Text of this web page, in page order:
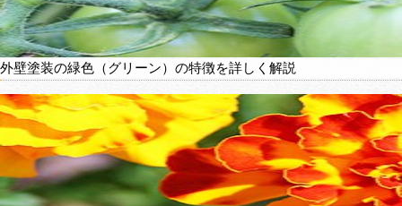
外壁塗装の緑色（グリーン）の特徴を詳しく解説